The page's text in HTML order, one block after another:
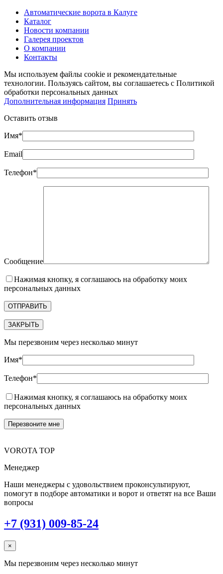
Автоматические ворота в Калуге
Каталог
Новости компании
Галерея проектов
О компании
Контакты
Мы используем файлы cookie и рекомендательные
технологии. Пользуясь сайтом, вы соглашаетесь с Политикой
обработки персональных данных
Дополнительная информация Принять
Оставить отзыв
Имя*
Email
Телефон*
Сообщение
Нажимая кнопку, я соглашаюсь на обработку моих
персональных данных
ЗАКРЫТЬ
Мы перезвоним через несколько минут
Имя*
Телефон*
Нажимая кнопку, я соглашаюсь на обработку моих
персональных данных
VOROTA TOP
Менеджер
Наши менеджеры с удовольствием проконсультируют,
помогут в подборе автоматики и ворот и ответят на все Ваши
вопросы
+7 (931) 009-85-24
×
Мы перезвоним через несколько минут